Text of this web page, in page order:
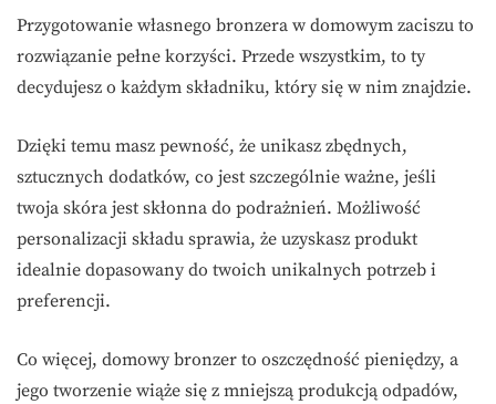
Przygotowanie własnego bronzera w domowym zaciszu to
rozwiązanie pełne korzyści. Przede wszystkim, to ty
decydujesz o każdym składniku, który się w nim znajdzie.
Dzięki temu masz pewność, że unikasz zbędnych,
sztucznych dodatków, co jest szczególnie ważne, jeśli
twoja skóra jest skłonna do podrażnień. Możliwość
personalizacji składu sprawia, że uzyskasz produkt
idealnie dopasowany do twoich unikalnych potrzeb i
preferencji.
Co więcej, domowy bronzer to oszczędność pieniędzy, a
jego tworzenie wiąże się z mniejszą produkcją odpadów,